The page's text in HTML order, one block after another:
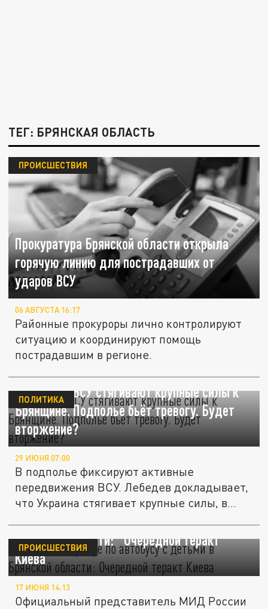
ТЕГ: БРЯНСКАЯ ОБЛАСТЬ
Прокуратура Брянской области открыла
горячую линию для пострадавших от
ударов ВСУ
ПРОИСШЕСТВИЯ
06 АВГУСТА 16:17
Районные прокуроры лично контролируют
ситуацию и координируют помощь
пострадавшим в регионе.
Началось: ВСУ стягивают крупные силы к
Брянщине. Подполье бьёт тревогу. Будет
вторжение?
ПОЛИТИКА
29 ИЮНЯ 07:00
В подполье фиксируют активные
передвижения ВСУ. Лебедев докладывает,
что Украина стягивает крупные силы, в
Захарова об ударе по автобусу с детьми в
Брянской области: "Очередной теракт
Киева"
ПРОИСШЕСТВИЯ
17 ИЮНЯ 14:13
Официальный представитель МИД России